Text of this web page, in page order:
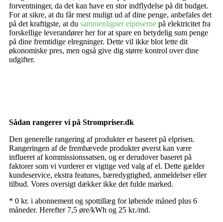
forventninger, da det kan have en stor indflydelse på dit budget.
For at sikre, at du får mest muligt ud af dine penge, anbefales det
på det kraftigste, at du sammenligner elpriserne på elektricitet fra
forskellige leverandører her for at spare en betydelig sum penge
på dine fremtidige elregninger. Dette vil ikke blot lette dit
økonomiske pres, men også give dig større kontrol over dine
udgifter.
Sådan rangerer vi på Strompriser.dk
Den generelle rangering af produkter er baseret på elprisen.
Rangeringen af de fremhævede produkter øverst kan være
influeret af kommissionssatsen, og er derudover baseret på
faktorer som vi vurderer er vigtige ved valg af el. Dette gælder
kundeservice, ekstra features, bæredygtighed, anmeldelser eller
tilbud. Vores oversigt dækker ikke det fulde marked.
* 0 kr. i abonnement og spottillæg for løbende måned plus 6
måneder. Herefter 7,5 øre/kWh og 25 kr./md.